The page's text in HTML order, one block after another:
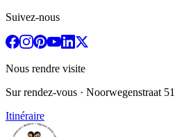
Suivez-nous
Nous rendre visite
Sur rendez-vous · Noorwegenstraat
Itinéraire